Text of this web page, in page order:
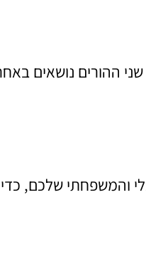
המשפט העליון משנת 2017, שלפיה שני ההורים
והמשפחתי שלכם, כדי